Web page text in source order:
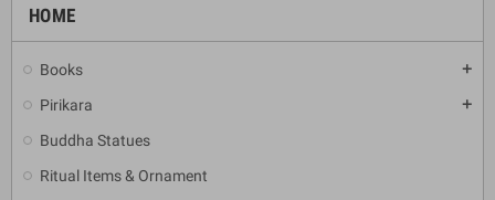
HOME
Books add
Pirikara add
Buddha Statues
Ritual Items & Ornament